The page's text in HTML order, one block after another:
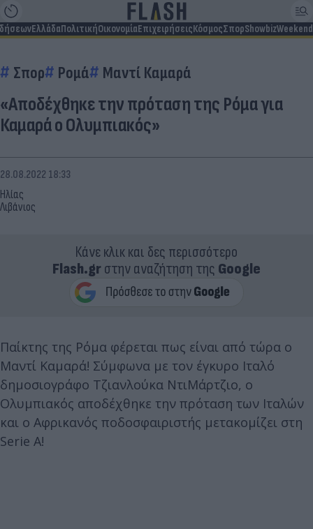
ΕλλάδαΠολιτικήΟικονομίαΕπιχειρήσειςΚόσμοςΣπορShowbizWeekend
Σπορ Ρομά Μαντί Καμαρά
«Αποδέχθηκε την πρόταση της Ρόμα για
Καμαρά ο Ολυμπιακός»
Ηλίας
Λιβάνιος
28.08.2022 18:33
Κάνε κλικ και δες περισσότερο
Flash.grστην αναζήτηση της Google
Παίκτης της Ρόμα φέρεται πως είναι από τώρα ο
Μαντί Καμαρά! Σύμφωνα με τον έγκυρο Ιταλό
δημοσιογράφο Τζιανλούκα ΝτιΜάρτζιο, ο
Ολυμπιακός αποδέχθηκε την πρόταση των Ιταλών
και ο Αφρικανός ποδοσφαιριστής μετακομίζει στη
Serie A!